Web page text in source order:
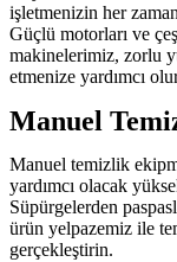
işletmenizin her
Güçlü motorları ve
makinelerimiz, zorlu
etmenize yardımcı
Manuel
Manuel temizlik
yardımcı olacak
Süpürgelerden
ürün yelpazemiz ile
gerçekleştirin.